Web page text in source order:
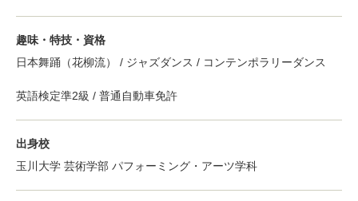
趣味・特技・資格
日本舞踊（花柳流） / ジャズダンス / コンテンポラリーダンス
英語検定準2級 / 普通自動車免許
出身校
玉川大学 芸術学部 パフォーミング・アーツ学科